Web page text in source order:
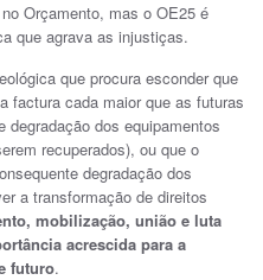
Orçamento, mas o OE25 é
que agrava as injustiças.
que procura esconder que
factura cada maior que as futuras
degradação dos equipamentos
recuperados), ou que o
degradação dos
a transformação de direitos
mobilização, união e luta
acrescida para a
futuro.